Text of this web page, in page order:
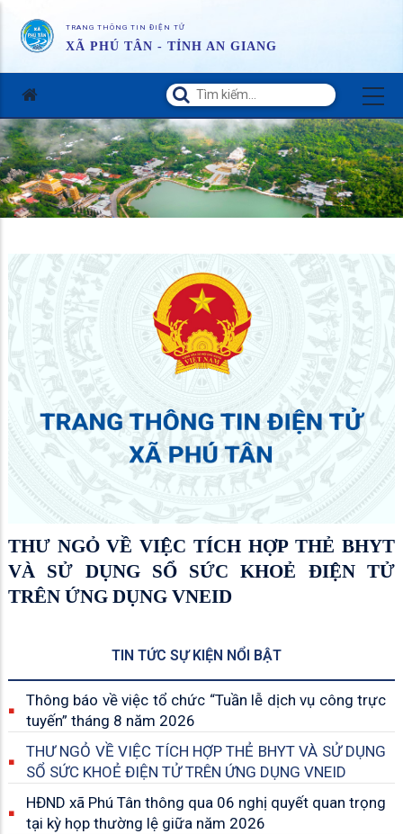
TRANG THÔNG TIN ĐIỆN TỬ
XÃ PHÚ TÂN - TỈNH AN GIANG
THƯ NGỎ VỀ VIỆC TÍCH HỢP THẺ BHYT
VÀ SỬ DỤNG SỔ SỨC KHOẺ ĐIỆN TỬ
TRÊN ỨNG DỤNG VNEID
TIN TỨC SỰ KIỆN NỔI BẬT
Thông báo về việc tổ chức “Tuần lễ dịch vụ công trực
tuyến” tháng 8 năm 2026
THƯ NGỎ VỀ VIỆC TÍCH HỢP THẺ BHYT VÀ SỬ DỤNG
SỔ SỨC KHOẺ ĐIỆN TỬ TRÊN ỨNG DỤNG VNEID
HĐND xã Phú Tân thông qua 06 nghị quyết quan trọng
tại kỳ họp thường lệ giữa năm 2026